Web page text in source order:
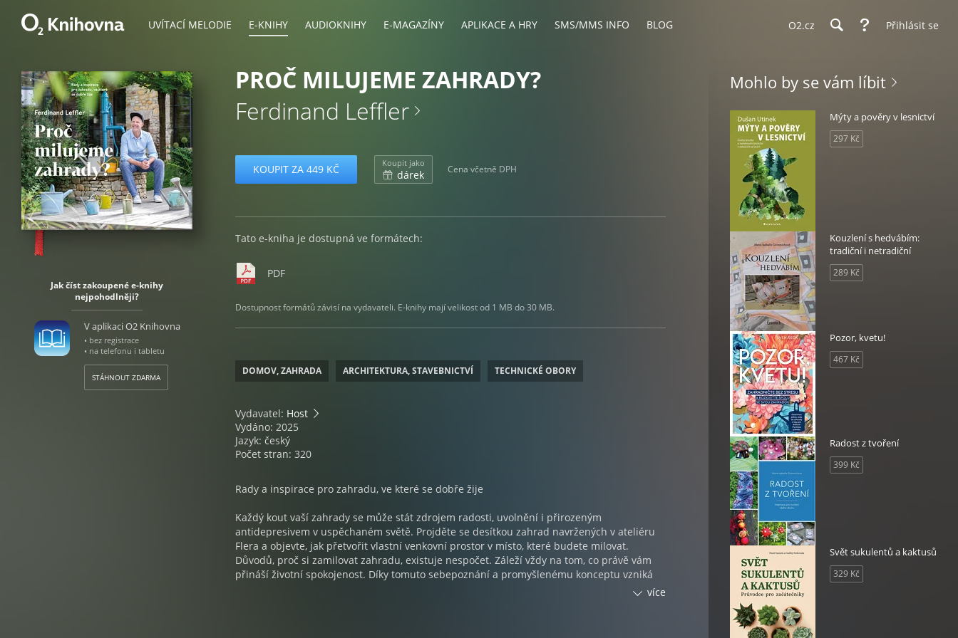
UVÍTACÍ MELODIE E-KNIHY AUDIOKNIHY E-MAGAZÍNY APLIKACE A HRY SMS/MMS INFO BLOG O2.cz Přihlásit se
Jak číst zakoupené e-knihy
nejpohodlněji?
V aplikaci O2 Knihovna
• bez registrace
• na telefonu i tabletu
STÁHNOUT ZDARMA
PROČ MILUJEME ZAHRADY?
Ferdinand Leffler
KOUPIT ZA 449 KČ Koupit jako
dárek Cena včetně DPH
Tato e-kniha je dostupná ve formátech:
PDF
Dostupnost formátů závisí na vydavateli. E-knihy mají velikost od 1 MB do 30 MB.
DOMOV, ZAHRADA ARCHITEKTURA, STAVEBNICTVÍ TECHNICKÉ OBORY
Vydavatel: Host
Vydáno: 2025
Jazyk: český
Počet stran: 320
Rady a inspirace pro zahradu, ve které se dobře žije
Každý kout vaší zahrady se může stát zdrojem radosti, uvolnění i přirozeným
antidepresivem v uspěchaném světě. Projděte se desítkou zahrad navržených v ateliéru
Flera a objevte, jak přetvořit vlastní venkovní prostor v místo, které budete milovat.
Důvodů, proč si zamilovat zahradu, existuje nespočet. Záleží vždy na tom, co právě vám
přináší životní spokojenost. Díky tomuto sebepoznání a promyšlenému konceptu vzniká
zahrada, kde dokážeme zpomalit, nadechnout se a zažívat každodenní štěstí po celý rok.více
Mohlo by se vám líbit
Mýty a pověry v lesnictví
297 Kč
Kouzlení s hedvábím:
tradiční i netradiční
289 Kč
Pozor, kvetu!
467 Kč
Radost z tvoření
399 Kč
Svět sukulentů a kaktusů
329 Kč